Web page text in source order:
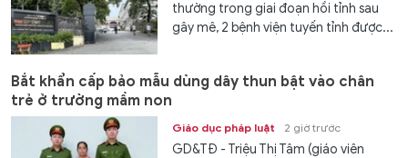
thường trong giai đoạn hồi tỉnh sau
gây mê, 2 bệnh viện tuyến tỉnh được...
Bắt khẩn cấp bảo mẫu dùng dây thun bật vào chân
trẻ ở trường mầm non
Giáo dục pháp luật 2 giờ trước
GD&TĐ - Triệu Thị Tâm (giáo viên